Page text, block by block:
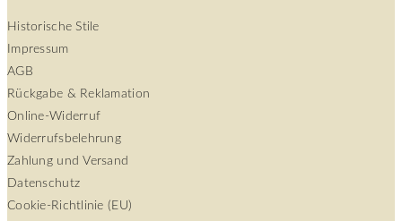
Historische Stile
Impressum
AGB
Rückgabe & Reklamation
Online-Widerruf
Widerrufsbelehrung
Zahlung und Versand
Datenschutz
Cookie-Richtlinie (EU)